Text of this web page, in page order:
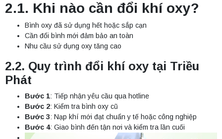
2.1. Khi nào cần đổi khí oxy?
Bình oxy đã sử dụng hết hoặc sắp cạn
Cần đổi bình mới đảm bảo an toàn
Nhu cầu sử dụng oxy tăng cao
2.2. Quy trình đổi khí oxy tại Triều
Phát
Bước 1: Tiếp nhận yêu cầu qua hotline
Bước 2: Kiểm tra bình oxy cũ
Bước 3: Nạp khí mới đạt chuẩn y tế hoặc công nghiệp
Bước 4: Giao bình đến tận nơi và kiểm tra lần cuối